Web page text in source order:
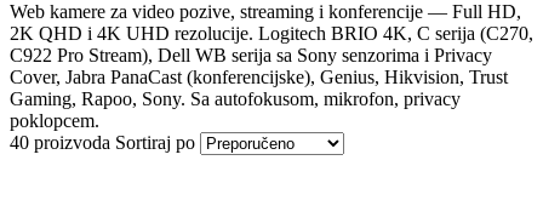
Web kamere za video pozive, streaming i konferencije — Full HD,
2K QHD i 4K UHD rezolucije. Logitech BRIO 4K, C serija (C270,
C922 Pro Stream), Dell WB serija sa Sony senzorima i Privacy
Cover, Jabra PanaCast (konferencijske), Genius, Hikvision, Trust
Gaming, Rapoo, Sony. Sa autofokusom, mikrofon, privacy
poklopcem.
40 proizvoda Sortiraj po